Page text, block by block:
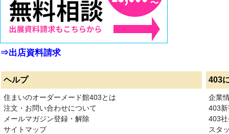
⇒出店資料請求
ヘルプ 403
住まいのオーダーメード館403とは
注文・お問い合わせについて
メールマガジン登録・解除
サイトマップ
企業
403
403
スタ